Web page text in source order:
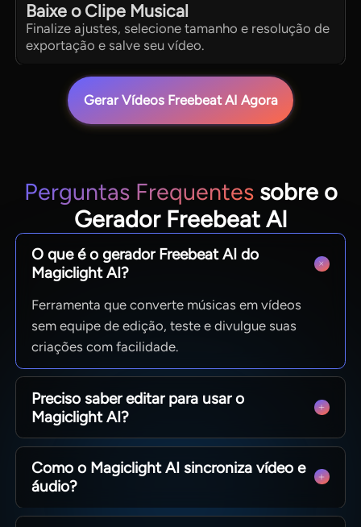
Baixe o Clipe Musical
Finalize ajustes, selecione tamanho e resolução de
exportação e salve seu vídeo.
Gerar Vídeos Freebeat AI Agora
Perguntas Frequentessobre o
Gerador Freebeat AI
O que é o gerador Freebeat AI do
Magiclight AI?
Ferramenta que converte músicas em vídeos
sem equipe de edição, teste e divulgue suas
criações com facilidade.
Preciso saber editar para usar o
Magiclight AI?
Não, basta usar prompts e modelos prontos,
com tutoriais para auxiliar iniciantes na criação.
Como o Magiclight AI sincroniza vídeo e
áudio?
IA detecta batidas da música e ajusta cenas